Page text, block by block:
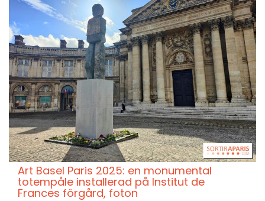
Art Basel Paris 2025: en monumental
totempåle installerad på Institut de
Frances förgård, foton